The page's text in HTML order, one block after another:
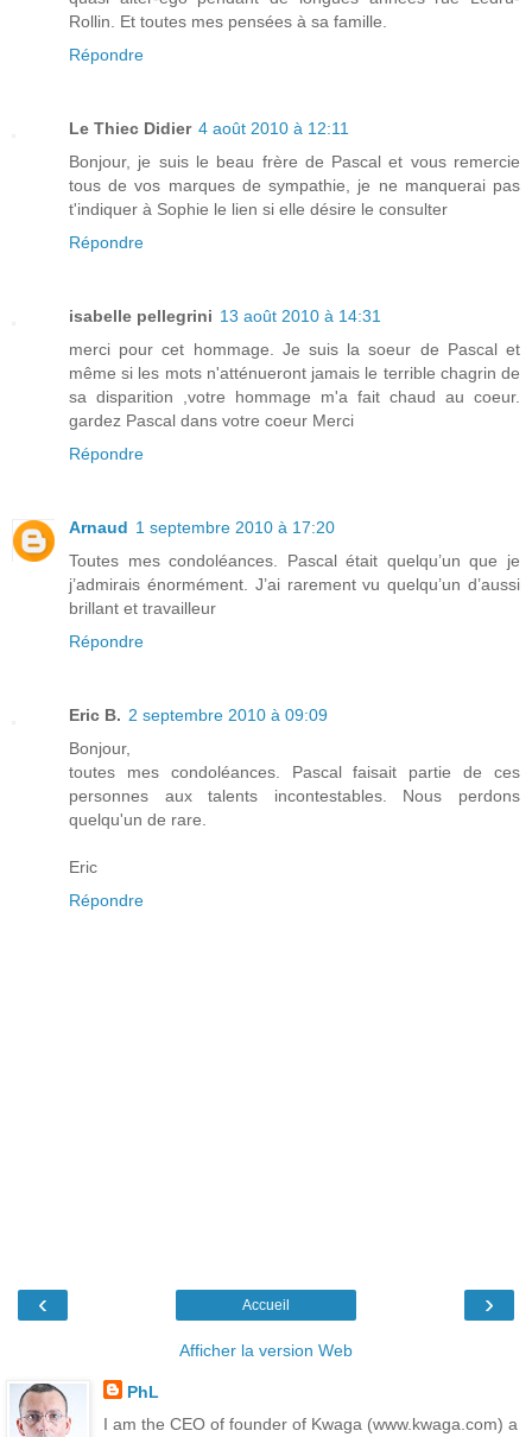
Rollin. Et toutes mes pensées à sa famille.
Répondre
Le Thiec Didier 4 août 2010 à 12:11
Bonjour, je suis le beau frère de Pascal et vous remercie
tous de vos marques de sympathie, je ne manquerai pas
t'indiquer à Sophie le lien si elle désire le consulter
Répondre
isabelle pellegrini 13 août 2010 à 14:31
merci pour cet hommage. Je suis la soeur de Pascal et
même si les mots n'atténueront jamais le terrible chagrin de
sa disparition ,votre hommage m'a fait chaud au coeur.
gardez Pascal dans votre coeur Merci
Répondre
Arnaud 1 septembre 2010 à 17:20
Toutes mes condoléances. Pascal était quelqu’un que je
j’admirais énormément. J’ai rarement vu quelqu’un d’aussi
brillant et travailleur
Répondre
Eric B. 2 septembre 2010 à 09:09
Bonjour,
toutes mes condoléances. Pascal faisait partie de ces
personnes aux talents incontestables. Nous perdons
quelqu'un de rare.
Eric
Répondre
‹ ›
Accueil
Afficher la version Web
PhL
I am the CEO of founder of Kwaga (www.kwaga.com) a